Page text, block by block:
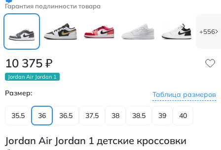
Гарантия подлинности товара
+556
10 375 ₽
Jordan Air Jordan 1
Размер: Таблица размеров
35.5 36 36.5 37.5 38 38.5 39 40
Jordan Air Jordan 1 детские кроссовки